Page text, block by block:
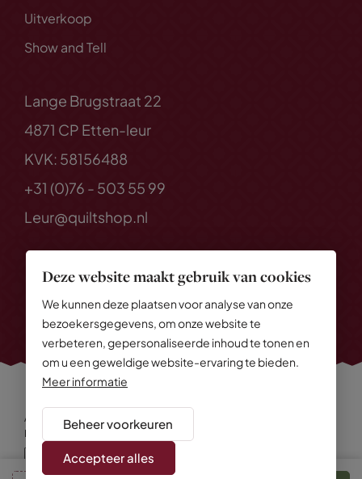
Deze website maakt gebruik van cookies
We kunnen deze plaatsen voor analyse van onze
bezoekersgegevens, om onze website te
verbeteren, gepersonaliseerde inhoud te tonen en
om u een geweldige website-ervaring te bieden.
Meer informatie
Beheer voorkeuren
Accepteer alles
Uitverkoop
Show and Tell
Lange Brugstraat 22
4871 CP Etten-leur
KVK: 58156488
+31 (0)76 - 503 55 99
Leur@quiltshop.nl
Alle rechten voorbehouden
Privacy Policy
Algemene voorwaarden